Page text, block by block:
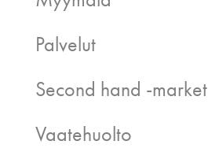
Palvelut
Second hand -market
Vaatehuolto